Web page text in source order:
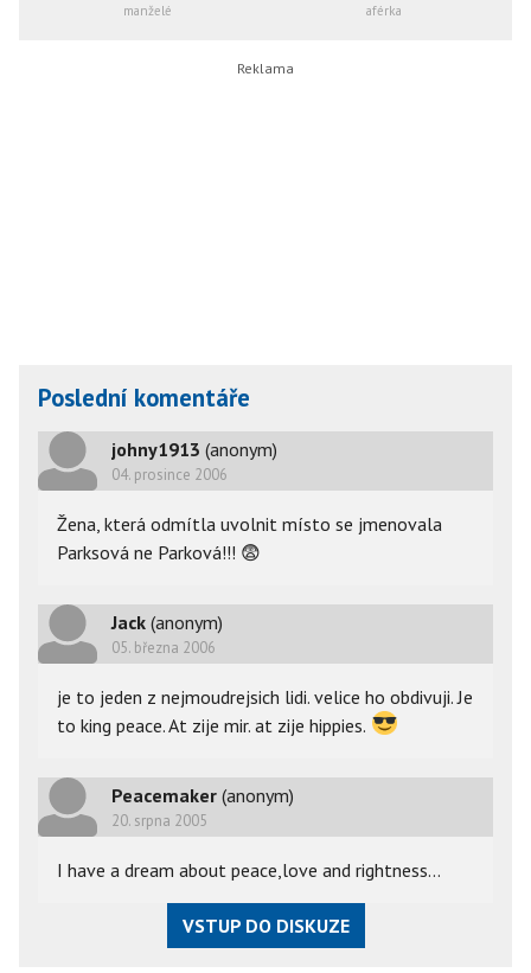
manželé aférka
Poslední komentáře
johny1913 (anonym)
04. prosince 2006
Žena, která odmítla uvolnit místo se jmenovala
Parksová ne Parková!!! 😨
Jack (anonym)
05. března 2006
je to jeden z nejmoudrejsich lidi. velice ho obdivuji. Je
to king peace. At zije mir. at zije hippies.
Peacemaker (anonym)
20. srpna 2005
I have a dream about peace,love and rightness...
VSTUP DO DISKUZE